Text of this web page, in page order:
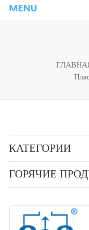
MENU
КАТЕГОРИИ
ГОРЯЧИЕ